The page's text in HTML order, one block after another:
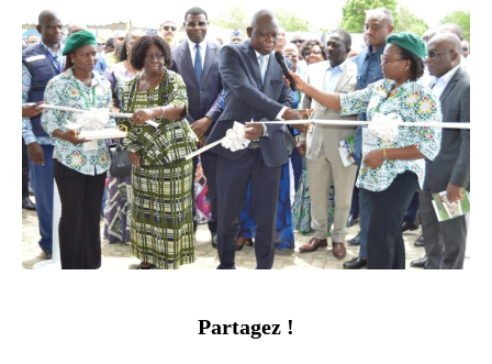
Partagez !